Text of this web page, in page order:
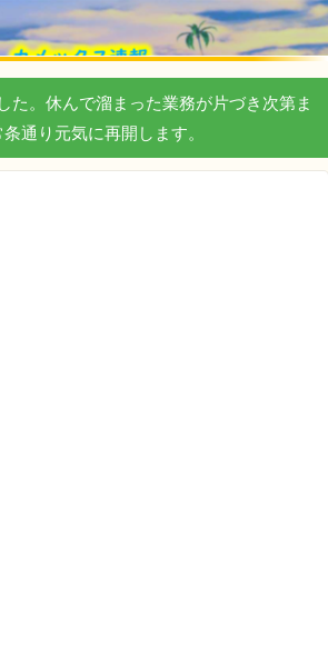
た。休んで溜まった業務が片づき次第ま
通り元気に再開します。